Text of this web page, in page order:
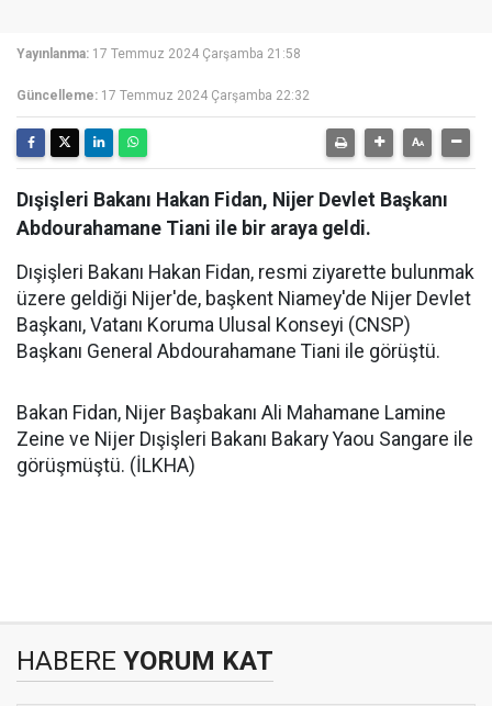
Yayınlanma: 17 Temmuz 2024 Çarşamba 21:58
Güncelleme: 17 Temmuz 2024 Çarşamba 22:32
Dışişleri Bakanı Hakan Fidan, Nijer Devlet Başkanı
Abdourahamane Tiani ile bir araya geldi.
Dışişleri Bakanı Hakan Fidan, resmi ziyarette bulunmak
üzere geldiği Nijer'de, başkent Niamey'de Nijer Devlet
Başkanı, Vatanı Koruma Ulusal Konseyi (CNSP)
Başkanı General Abdourahamane Tiani ile görüştü.
Bakan Fidan, Nijer Başbakanı Ali Mahamane Lamine
Zeine ve Nijer Dışişleri Bakanı Bakary Yaou Sangare ile
görüşmüştü. (İLKHA)
HABERE YORUM KAT